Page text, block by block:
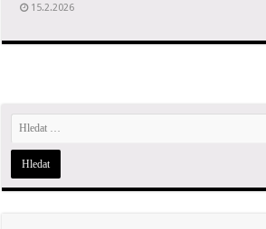
15.2.2026